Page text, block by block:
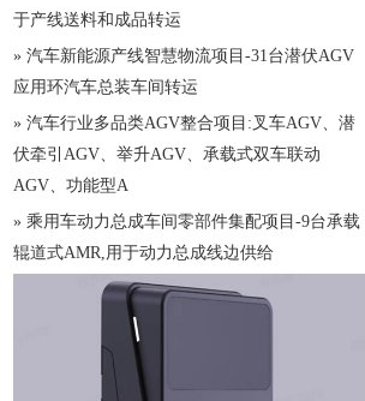
于产线送料和成品转运
» 汽车新能源产线智慧物流项目-31台潜伏AGV
应用环汽车总装车间转运
» 汽车行业多品类AGV整合项目:叉车AGV、潜
伏牵引AGV、举升AGV、承载式双车联动
AGV、功能型A
» 乘用车动力总成车间零部件集配项目-9台承载
辊道式AMR,用于动力总成线边供给